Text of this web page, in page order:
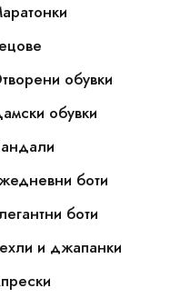
обувки
обувки
боти
боти
и джапанки